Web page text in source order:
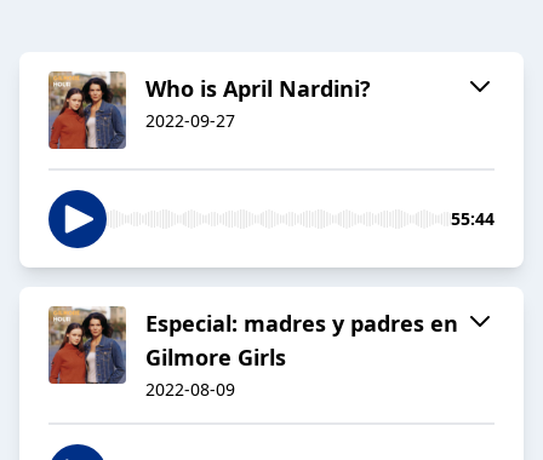
Who is April Nardini?
2022-09-27
55:44
Especial: madres y padres en
Gilmore Girls
2022-08-09